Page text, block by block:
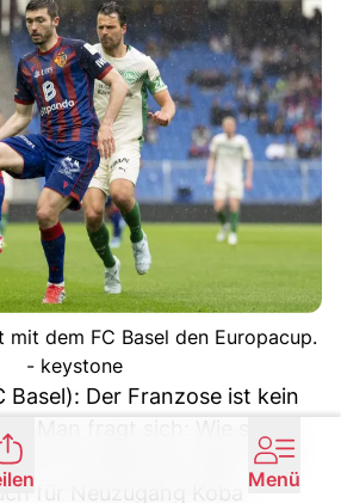
mit dem FC Basel den Europacup.
- keystone
Basel): Der Franzose ist kein
Man fragt sich: Wie soll er
Er bringt das Team nicht
für Neuzugang Koba
Menü